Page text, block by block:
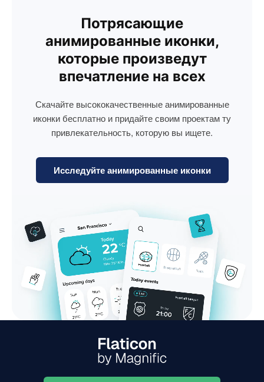
Потрясающие
анимированные иконки,
которые произведут
впечатление на всех
Скачайте высококачественные анимированные
иконки бесплатно и придайте своим проектам ту
привлекательность, которую вы ищете.
Исследуйте анимированные иконки